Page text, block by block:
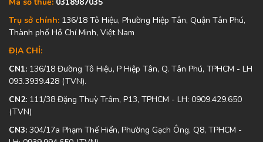
Mã số thuế: 0318987035
Trụ sở chính: 136/18 Tô Hiệu, Phường Hiệp Tân, Quận Tân Phú,
Thành phố Hồ Chí Minh, Việt Nam
ĐỊA CHỈ:
CN1: 136/18 Đường Tô Hiệu, P Hiệp Tân, Q. Tân Phú, TPHCM - LH
093.3939.428 (TVN).
CN2: 111/38 Đặng Thuỳ Trâm, P13, TPHCM - LH: 0909.429.650
(TVN)
CN3: 304/17a Phạm Thế Hiển, Phường Gạch Ông, Q8, TPHCM -